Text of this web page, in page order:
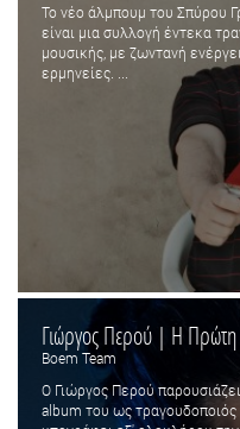
Το νέο άλμπουμ του Σπύρου
είναι μια συλλογή έντεκα
μουσικής, με ζωντανή
ερμηνείες. ...
Γιώργος Περού | Η Πρώτη
Boem Team
Ο Γιώργος Περού
album του ως